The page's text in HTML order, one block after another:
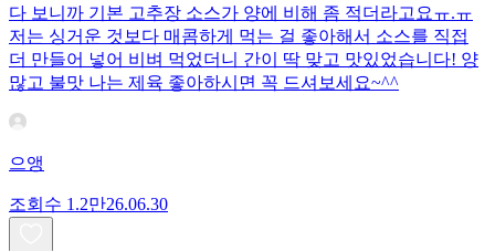
다 보니까 기본 고추장 소스가 양에 비해 좀 적더라고요ㅠ.ㅠ
저는 싱거운 것보다 매콤하게 먹는 걸 좋아해서 소스를 직접
더 만들어 넣어 비벼 먹었더니 간이 딱 맞고 맛있었습니다! 양
많고 불맛 나는 제육 좋아하시면 꼭 드셔보세요~^^
으앵
조회수 1.2만26.06.30